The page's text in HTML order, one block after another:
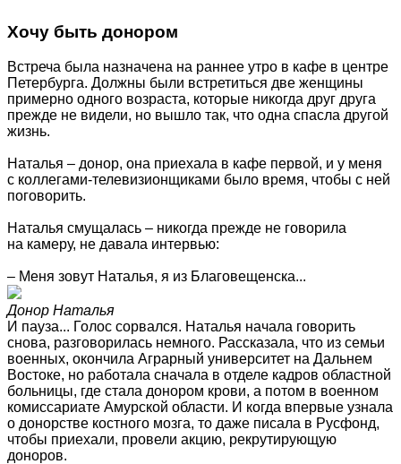
Хочу быть донором
Встреча была назначена на раннее утро в кафе в центре
Петербурга. Должны были встретиться две женщины
примерно одного возраста, которые никогда друг друга
прежде не видели, но вышло так, что одна спасла другой
жизнь.
Наталья – донор, она приехала в кафе первой, и у меня
с коллегами-телевизионщиками было время, чтобы с ней
поговорить.
Наталья смущалась – никогда прежде не говорила
на камеру, не давала интервью:
– Меня зовут Наталья, я из Благовещенска...
Донор Наталья
И пауза... Голос сорвался. Наталья начала говорить
снова, разговорилась немного. Рассказала, что из семьи
военных, окончила Аграрный университет на Дальнем
Востоке, но работала сначала в отделе кадров областной
больницы, где стала донором крови, а потом в военном
комиссариате Амурской области. И когда впервые узнала
о донорстве костного мозга, то даже писала в Русфонд,
чтобы приехали, провели акцию, рекрутирующую
доноров.